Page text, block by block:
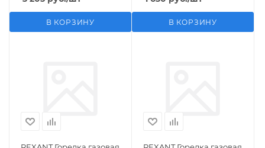
В КОРЗИНУ В КОРЗИНУ